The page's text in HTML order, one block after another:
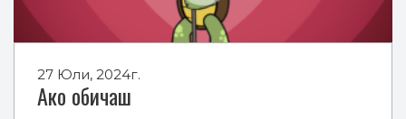
27 Юли, 2024г.
Ако обичаш